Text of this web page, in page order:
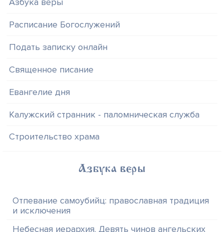
Расписание Богослужений
Подать записку онлайн
Священное писание
Евангелие дня
Калужский странник - паломническая служба
Строительство храма
Азбука веры
Отпевание самоубийц: православная традиция
и исключения
Небесная иерархия. Девять чинов ангельских